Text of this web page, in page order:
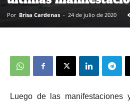
Por Brisa Cardenas - 24 de julio de 2020
Luego de las manifestaciones